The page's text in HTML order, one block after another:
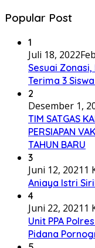
Popular Post
1
Juli 18, 2022
Sesuai Zonasi,
Terima 3
2
Desember 1,
TIM SATGAS
PERSIAPAN
TAHUN BARU
3
Juni 12, 2021 1
Aniaya Istri
4
Juni 22, 2021 1
Unit PPA
Pidana